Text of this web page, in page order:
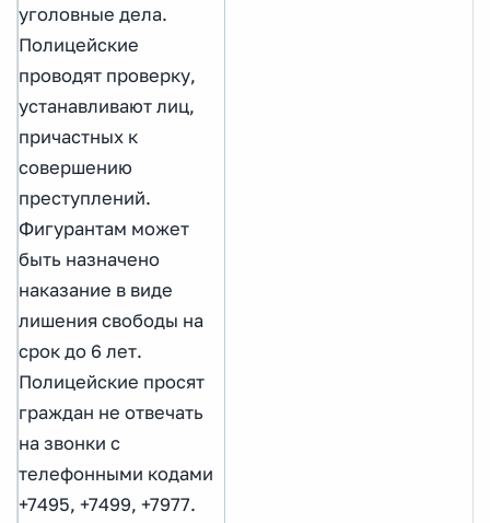
уголовные дела.
Полицейские
проводят проверку,
устанавливают лиц,
причастных к
совершению
преступлений.
Фигурантам может
быть назначено
наказание в виде
лишения свободы на
срок до 6 лет.
Полицейские просят
граждан не отвечать
на звонки с
телефонными кодами
+7495, +7499, +7977.